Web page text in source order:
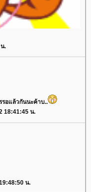
.
อแล้วกันนะค้าบ..
18:41:45 น.
น.